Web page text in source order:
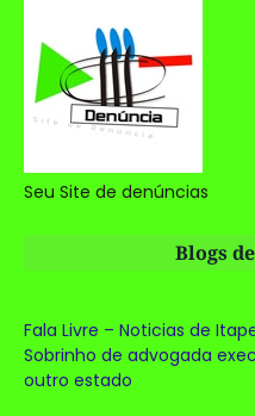
Seu Site de denúncias
Blogs
Fala Livre – Noticias de
Sobrinho de advogada
outro estado